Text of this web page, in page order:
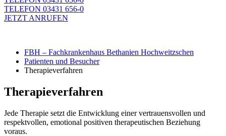
TELEFON 03431 656-0
JETZT ANRUFEN
FBH – Fachkrankenhaus Bethanien Hochweitzschen
Patienten und Besucher
Therapieverfahren
Therapieverfahren
Jede Therapie setzt die Entwicklung einer vertrauensvollen und
respektvollen, emotional positiven therapeutischen Beziehung
voraus.